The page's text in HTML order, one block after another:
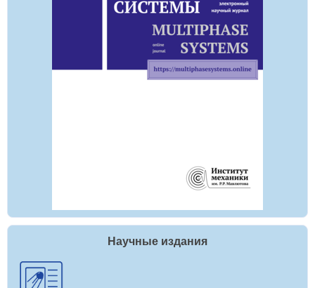
Научные издания